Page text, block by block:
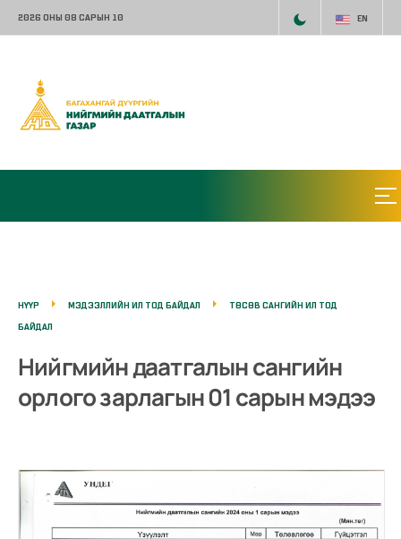
2026 ОНЫ 08 САРЫН 10 EN
НҮҮР МЭДЭЭЛЛИЙН ИЛ ТОД БАЙДАЛ
ТӨСӨВ САНГИЙН ИЛ ТОД
БАЙДАЛ
Нийгмийн даатгалын сангийн
орлого зарлагын 01 сарын мэдээ